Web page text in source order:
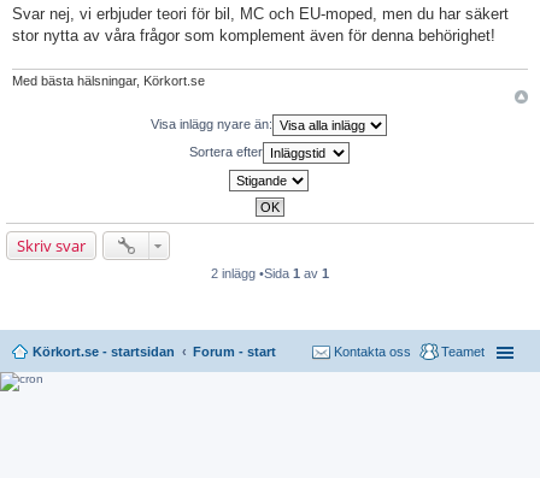
g
Svar nej, vi erbjuder teori för bil, MC och EU-moped, men du har säkert
stor nytta av våra frågor som komplement även för denna behörighet!
Med bästa hälsningar, Körkort.se
Visa inlägg nyare än:
Sortera efter
Skriv svar
2 inlägg •Sida 1 av 1
Körkort.se - startsidan Forum - start Teamet
Kontakta oss